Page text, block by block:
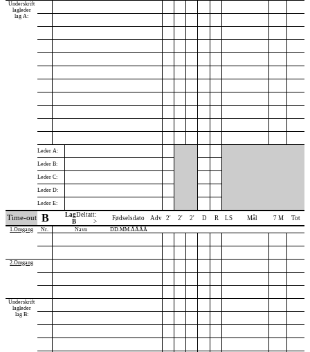
Underskrift
lagleder
lag A:
Leder A:
Leder B:
Leder C:
Leder D:
Leder E:
Time-out B
Lag
B
Deltatt:
>
Fødselsdato Adv 2' 2' 2' D R LS Mål 7 M Tot
1.Omgang Nr. Navn DD.MM.ÅÅÅÅ
2.Omgang
Underskrift
lagleder
lag B: